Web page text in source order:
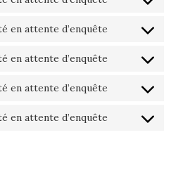
en attente d’enquête
en attente d’enquête
en attente d’enquête
en attente d’enquête